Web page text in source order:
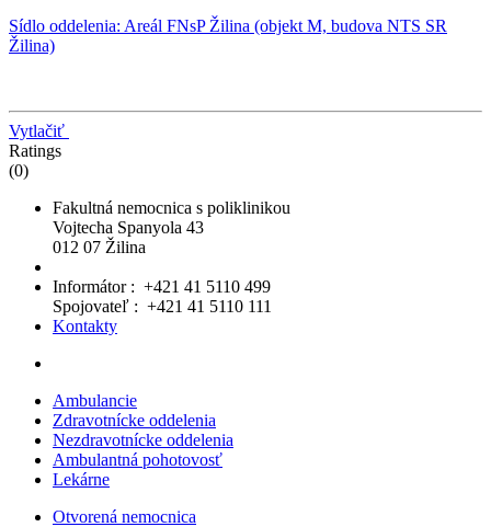
Sídlo oddelenia: Areál FNsP Žilina (objekt M, budova NTS SR
Žilina)
Vytlačiť
Ratings
(0)
Fakultná nemocnica s poliklinikou
Vojtecha Spanyola 43
012 07 Žilina
Informátor : +421 41 5110 499
Spojovateľ : +421 41 5110 111
Kontakty
Ambulancie
Zdravotnícke oddelenia
Nezdravotnícke oddelenia
Ambulantná pohotovosť
Lekárne
Otvorená nemocnica